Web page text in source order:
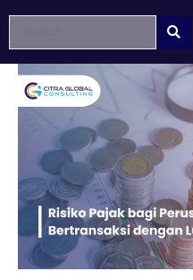
konten
Risiko
Pajak
Perusahaan
Bogor
yang
Bertransaksi
dengan
Luar